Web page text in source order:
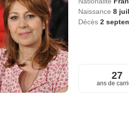
Naissance 8
Décès 2
27
ans de